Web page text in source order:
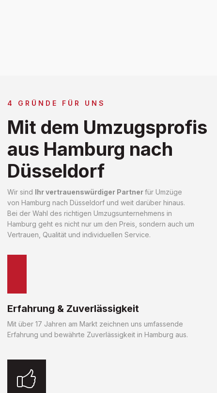
4 GRÜNDE FÜR UNS
Mit dem Umzugsprofis
aus Hamburg nach
Düsseldorf
Wir sind Ihr vertrauenswürdiger Partnerfür Umzüge
von Hamburg nach Düsseldorf und weit darüber hinaus.
Bei der Wahl des richtigen Umzugsunternehmens in
Hamburg geht es nicht nur um den Preis, sondern auch um
Vertrauen, Qualität und individuellen Service.
Erfahrung & Zuverlässigkeit
Mit über 17 Jahren am Markt zeichnen uns umfassende
Erfahrung und bewährte Zuverlässigkeit in Hamburg aus.